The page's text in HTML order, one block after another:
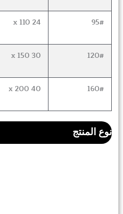
95#
24 x 110
120#
30 x 150
160#
40 x 200
نوع المنتج